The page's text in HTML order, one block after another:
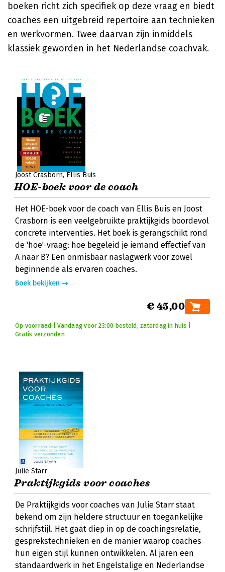
boeken richt zich specifiek op deze vraag en biedt
coaches een uitgebreid repertoire aan technieken
en werkvormen. Twee daarvan zijn inmiddels
klassiek geworden in het Nederlandse coachvak.
Joost Crasborn Ellis Buis
HOE-boek voor de coach
Het HOE-boek voor de coach van Ellis Buis en Joost
Crasborn is een veelgebruikte praktijkgids boordevol
concrete interventies. Het boek is gerangschikt rond
de 'hoe'-vraag: hoe begeleid je iemand effectief van
A naar B? Een onmisbaar naslagwerk voor zowel
beginnende als ervaren coaches.
Boek bekijken
€ 45,00
Op voorraad | Vandaag voor 23:00 besteld, zaterdag in huis |
Gratis verzonden
Julie Starr
Praktijkgids voor coaches
De Praktijkgids voor coaches van Julie Starr staat
bekend om zijn heldere structuur en toegankelijke
schrijfstijl. Het gaat diep in op de coachingsrelatie,
gesprekstechnieken en de manier waarop coaches
hun eigen stijl kunnen ontwikkelen. Al jaren een
standaardwerk in het Engelstalige en Nederlandse